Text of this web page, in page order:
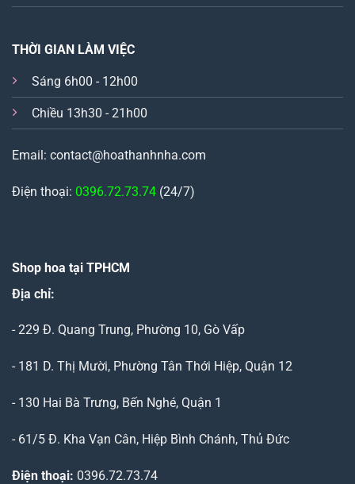
THỜI GIAN LÀM VIỆC
Sáng 6h00 - 12h00
Chiều 13h30 - 21h00
Email: contact@hoathanhnha.com
Điện thoại: 0396.72.73.74 (24/7)
Shop hoa tại TPHCM
Địa chỉ:
- 229 Đ. Quang Trung, Phường 10, Gò Vấp
- 181 D. Thị Mười, Phường Tân Thới Hiệp, Quận 12
- 130 Hai Bà Trưng, Bến Nghé, Quận 1
- 61/5 Đ. Kha Vạn Cân, Hiệp Bình Chánh, Thủ Đức
Điện thoại: 0396.72.73.74